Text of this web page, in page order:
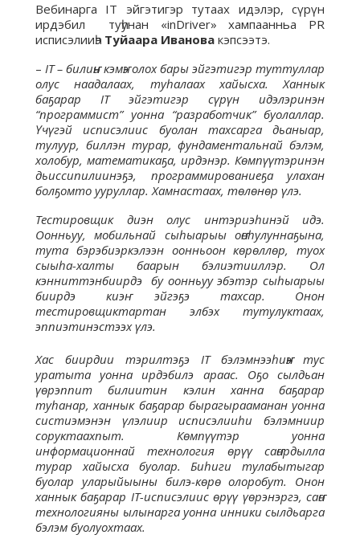
Вебинарга IT эйгэтигэр тутаах идэлэр, сүрүн
ирдэбил туһунан «inDriver» хампаанньа PR
исписэлииһэ Туйаара Иванова кэпсээтэ.
– IT – билиҥҥи кэмҥэ олох бары эйгэтигэр туттуллар
олус наадалаах, туһалаах хайысха. Ханнык
баҕарар IT эйгэтигэр сүрүн идэлэринэн
“программист” уонна “разработчик” буолаллар.
Үчүгэй исписэлиис буолан тахсарга дьаныар,
тулуур, биллэн турар, фундаментальнай бэлэм,
холобур, математикаҕа, ирдэнэр. Көмпүүтэринэн
дьиссипилиинэҕэ, программированиеҕа улахан
болҕомто ууруллар. Хамнастаах, төлөнөр үлэ.
Тестировщик диэн олус интэриэһинэй идэ.
Оонньуу, мобильнай сыһыарыы оҥоһулуннаҕына,
тута бэрэбиэркэлээн оонньоон көрөллөр, туох
сыыһа-халты баарын бэлиэтииллэр. Ол
кэнниттэнбиирдэ бу оонньуу эбэтэр сыһыарыы
биирдэ киэҥ эйгэҕэ тахсар. Онон
тестировщиктартан элбэх тутулуктаах,
эппиэтинэстээх үлэ.
Хас биирдии тэрилтэҕэ IT бэлэмнээһиҥҥэ тус
уратыта уонна ирдэбилэ араас. Оҕо сылдьан
үөрэппит билиитин кэлин ханна баҕарар
туһанар, ханнык баҕарар бырагырааманан уонна
систиэмэнэн үлэлиир исписэлииһи бэлэмниир
соруктаахпыт. Көмпүүтэр уонна
информационнай технология өрүү саҥардылла
турар хайысха буолар. Биһиги тулабытыгар
буолар уларыйыыны билэ-көрө олоробут. Онон
ханнык баҕарар IT-исписэлиис өрүү үөрэнэргэ, саҥа
технологияны ылынарга уонна инники сылдьарга
бэлэм буолуохтаах.